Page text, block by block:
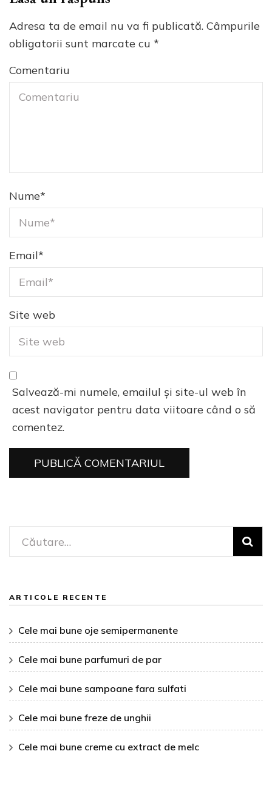
Adresa ta de email nu va fi publicată. Câmpurile
obligatorii sunt marcate cu *
Comentariu
Nume*
Email*
Site web
Salvează-mi numele, emailul și site-ul web în
acest navigator pentru data viitoare când o să
comentez.
Caută
după:
ARTICOLE RECENTE
Cele mai bune oje semipermanente
Cele mai bune parfumuri de par
Cele mai bune sampoane fara sulfati
Cele mai bune freze de unghii
Cele mai bune creme cu extract de melc